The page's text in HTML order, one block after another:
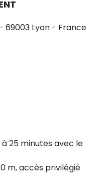
69003 Lyon - France
25 minutes avec le
m, accès privilégié